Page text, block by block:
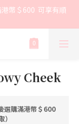
幣＄600  可享有順
Cheek
選購滿港幣＄600